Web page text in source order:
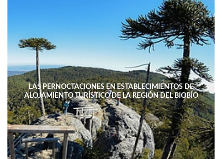
LAS PERNOCTACIONES EN ESTABLECIMIENTOS DE
ALOJAMIENTO TURÍSTICO DE LA REGIÓN DEL BIOBÍO
DISMINUYERON 15,4% INTERANUAL